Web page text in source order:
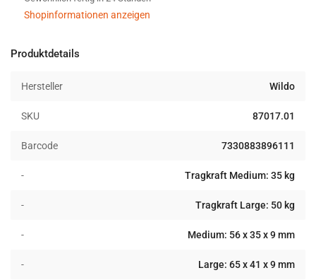
Shopinformationen anzeigen
Produktdetails
Hersteller Wildo
SKU 87017.01
Barcode 7330883896111
- Tragkraft Medium: 35 kg
- Tragkraft Large: 50 kg
- Medium: 56 x 35 x 9 mm
- Large: 65 x 41 x 9 mm